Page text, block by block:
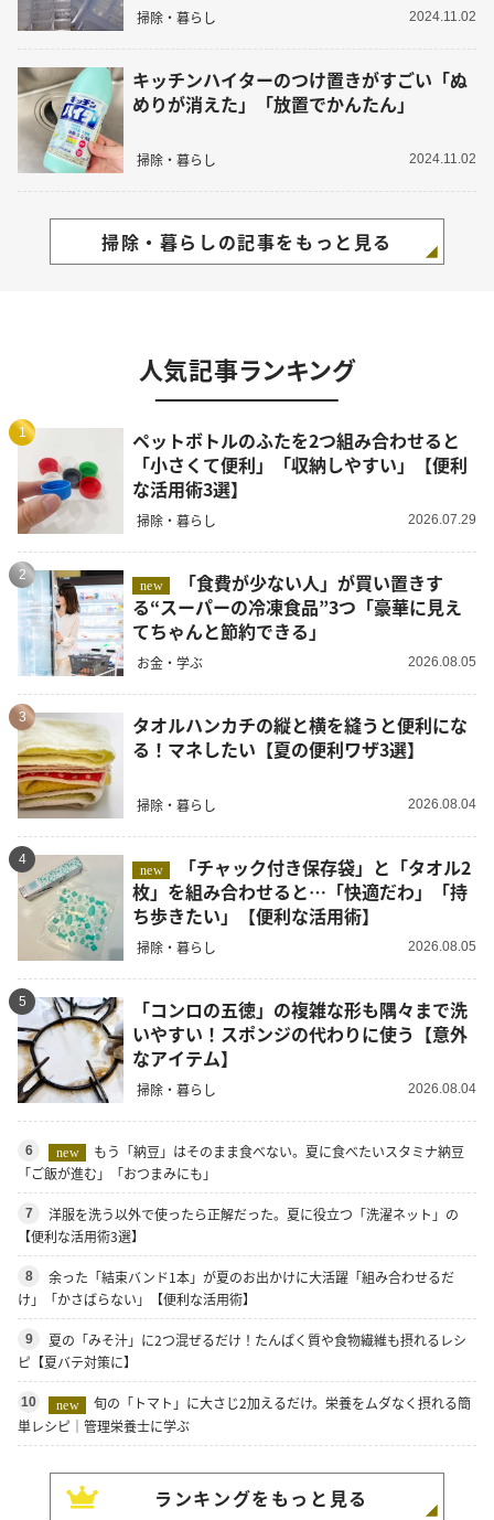
掃除・暮らし 2024.11.02
キッチンハイターのつけ置きがすごい「ぬ
めりが消えた」「放置でかんたん」
掃除・暮らし 2024.11.02
掃除・暮らしの記事をもっと見る
人気記事ランキング
1
ペットボトルのふたを2つ組み合わせると
「小さくて便利」「収納しやすい」【便利
な活用術3選】
掃除・暮らし 2026.07.29
2
new
る“スーパーの冷凍食品”3つ「豪華に見え
てちゃんと節約できる」
お金・学ぶ 2026.08.05
3
タオルハンカチの縦と横を縫うと便利にな
る！マネしたい【夏の便利ワザ3選】
掃除・暮らし 2026.08.04
4
new
枚」を組み合わせると…「快適だわ」「持
ち歩きたい」【便利な活用術】
掃除・暮らし 2026.08.05
5
「コンロの五徳」の複雑な形も隅々まで洗
いやすい！スポンジの代わりに使う【意外
なアイテム】
掃除・暮らし 2026.08.04
6 new
もう「納豆」はそのまま食べない。夏に食べたいスタミナ納豆
「ご飯が進む」「おつまみにも」
7
洋服を洗う以外で使ったら正解だった。夏に役立つ「洗濯ネット」の
【便利な活用術3選】
8
余った「結束バンド1本」が夏のお出かけに大活躍「組み合わせるだ
け」「かさばらない」【便利な活用術】
9
夏の「みそ汁」に2つ混ぜるだけ！たんぱく質や食物繊維も摂れるレシ
ピ【夏バテ対策に】
10 new
旬の「トマト」に大さじ2加えるだけ。栄養をムダなく摂れる簡
単レシピ｜管理栄養士に学ぶ
ランキングをもっと見る